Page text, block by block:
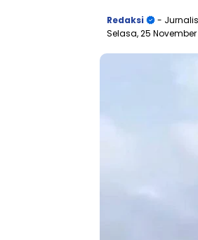
Redaksi
- Jurnalis
Selasa, 25